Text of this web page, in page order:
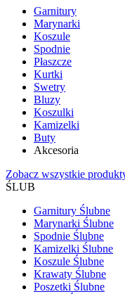
Garnitury
Marynarki
Koszule
Spodnie
Płaszcze
Kurtki
Swetry
Bluzy
Koszulki
Kamizelki
Buty
Akcesoria
Zobacz wszystkie
ŚLUB
Garnitury Ślubne
Marynarki Ślubne
Spodnie Ślubne
Kamizelki Ślubne
Koszule Ślubne
Krawaty Ślubne
Poszetki Ślubne